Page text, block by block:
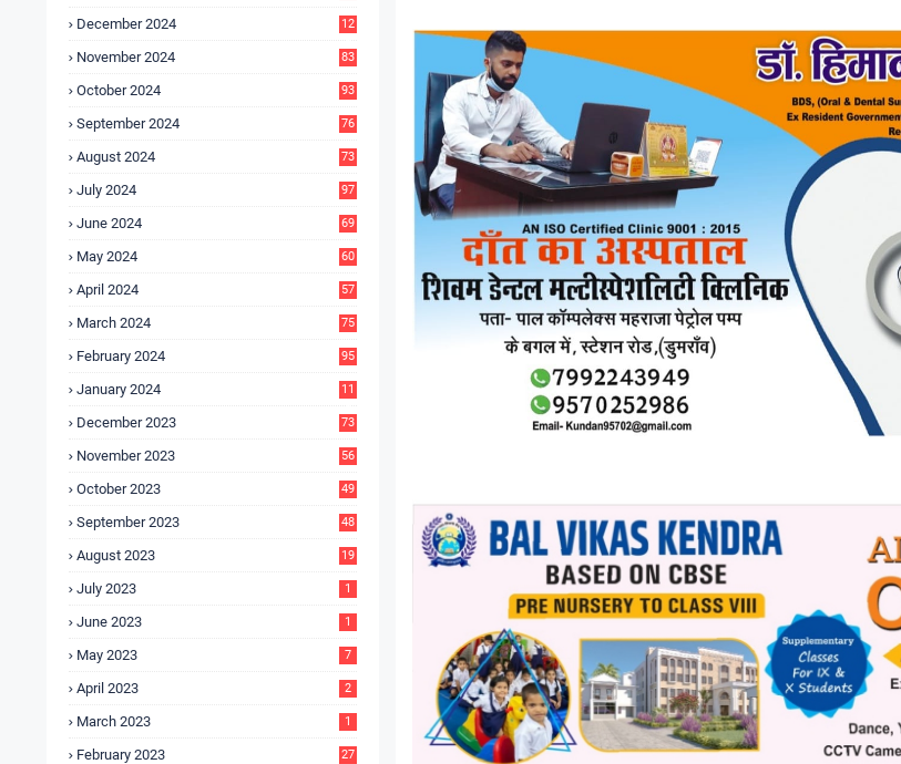
December 2024
12
November 2024 83
October 2024 93
September 2024 76
August 2024 73
July 2024 97
June 2024 69
May 2024 60
April 2024 57
March 2024 75
February 2024 95
January 2024
11
December 2023 73
November 2023 56
October 2023 49
September 2023 48
August 2023 19
July 2023 1
June 2023 1
May 2023 7
April 2023 2
March 2023 1
February 2023 27